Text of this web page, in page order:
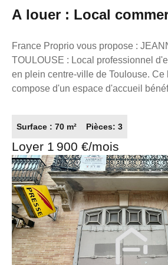
A louer : Local
en duplex avec vitrine
France Proprio vous propose : JEANNE D'ARC -
TOULOUSE : Local professionnel
en plein centre-ville de Toulouse.
compose d'un espace d'accueil
cuisine et un espace sanitaire en
également d'un bureau indépendant
agréable entrée au premier étage.
agencé, ce local conviendra
de conseil, de services ou à toute
professionnelle. Possibilité de louer
complémentaire de deux pièces
bénéficier d'un espace
Profitez d'un emplacement central
activité et accueillir votre clientèle
Surface : 70 m² Pièces: 3
Loyer 1 900 €/mois